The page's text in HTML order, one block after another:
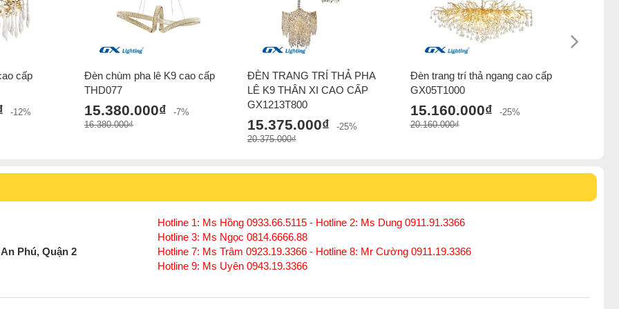
cấp
-12%
Đèn chùm pha lê K9 cao cấp
THD077
15.380.000₫
-7%
16.380.000₫
ĐÈN TRANG TRÍ THẢ PHA
LÊ K9 THÂN XI CAO CẤP
GX1213T800
15.375.000₫
-25%
20.375.000₫
Đèn trang trí thả ngang cao cấp
GX05T1000
15.160.000₫
-25%
20.160.000₫
Hotline 1: Ms Hồng 0933.66.5115 - Hotline 2: Ms Dung 0911.91.3366
Hotline 3: Ms Ngọc 0814.6666.88
Phú, Quận 2
Hotline 7: Ms Trâm 0923.19.3366 - Hotline 8: Mr Cường 0911.19.3366
Hotline 9: Ms Uyên 0943.19.3366